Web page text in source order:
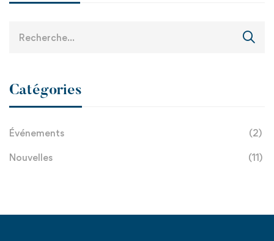
Catégories
Événements (2)
Nouvelles (11)